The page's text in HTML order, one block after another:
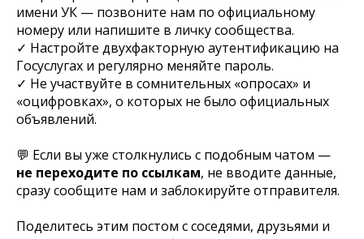
имени УК — позвоните нам по официальному
номеру или напишите в личку сообщества.
✓ Настройте двухфакторную аутентификацию на
Госуслугах и регулярно меняйте пароль.
✓ Не участвуйте в сомнительных «опросах» и
«оцифровках», о которых не было официальных
объявлений.
💬 Если вы уже столкнулись с подобным чатом —
не переходите по ссылкам, не вводите данные,
сразу сообщите нам и заблокируйте отправителя.
Поделитесь этим постом с соседями, друзьями и